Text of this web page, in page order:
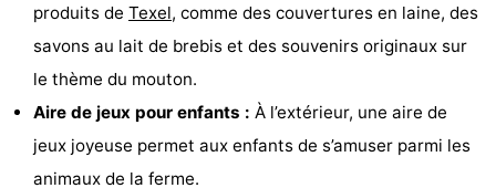
Zeezicht
Strandhuys
Strandplevier
Campings
Chambre
d'hôtes
Chaumières
produits de Texel, comme des couvertures en laine, des
savons au lait de brebis et des souvenirs originaux sur
le thème du mouton.
Aire de jeux pour enfants : À l’extérieur, une aire de
jeux joyeuse permet aux enfants de s’amuser parmi les
animaux de la ferme.